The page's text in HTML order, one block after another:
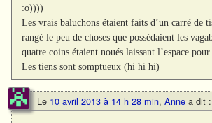
:o))))
Les vrais baluchons étaient faits d’un carré de
rangé le peu de choses que possédaient les
quatre coins étaient noués laissant l’espace pour
Les tiens sont somptueux (hi hi hi)
Le 10 avril 2013 à 14 h 28 min, Anne a dit :